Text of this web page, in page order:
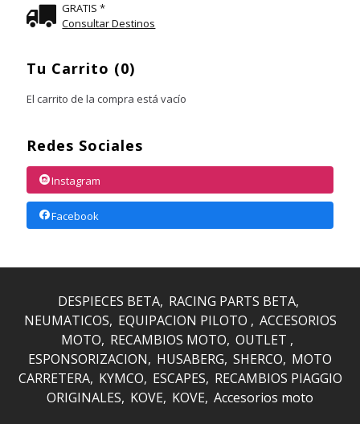
GRATIS *
Consultar Destinos
Tu Carrito (0)
El carrito de la compra está vacío
Redes Sociales
Instagram
Facebook
DESPIECES BETA RACING PARTS BETA
NEUMATICOS EQUIPACION PILOTO
ACCESORIOS
MOTO RECAMBIOS MOTO OUTLET
ESPONSORIZACION
HUSABERG SHERCO MOTO
CARRETERA KYMCO ESCAPES RECAMBIOS PIAGGIO
ORIGINALES KOVE KOVE Accesorios moto